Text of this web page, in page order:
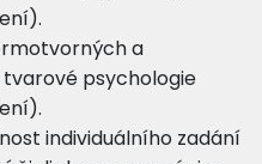
a
psychologie
individuálního zadání